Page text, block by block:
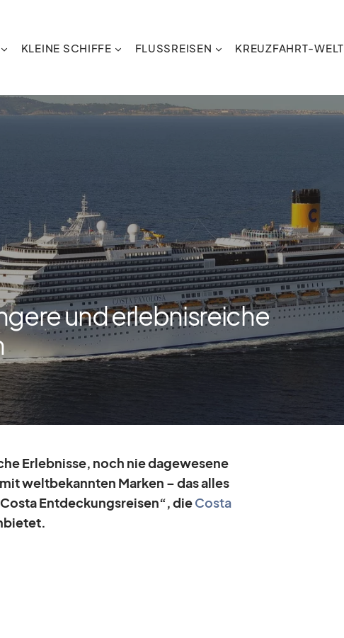
KLEINE SCHIFFE FLUSSREISEN KREUZFAHRT-WELT
und erlebnisreiche
Er­leb­nisse, noch nie da­ge­we­sene
welt­be­kann­ten Mar­ken – das al­les
Ent­de­ckungs­rei­sen“, dieCosta